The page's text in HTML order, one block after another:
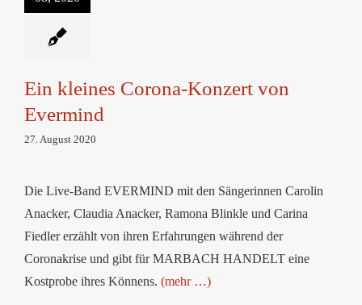
Ein kleines Corona-Konzert von
Evermind
27. August 2020
Die Live-Band EVERMIND mit den Sängerinnen Carolin
Anacker, Claudia Anacker, Ramona Blinkle und Carina
Fiedler erzählt von ihren Erfahrungen während der
Coronakrise und gibt für MARBACH HANDELT eine
Kostprobe ihres Könnens. (mehr …)